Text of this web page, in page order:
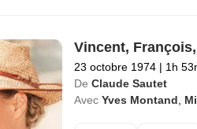
Vincent,
23 octobre 1974 | 1h
De Claude Sautet
Avec Yves Montand